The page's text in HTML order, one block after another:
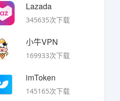
Lazada
345635次下载
小牛VPN
169933次下载
imToken
145165次下载